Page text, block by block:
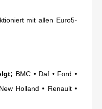
mit allen Euro5-
BMC • Daf • Ford •
Holland • Renault •